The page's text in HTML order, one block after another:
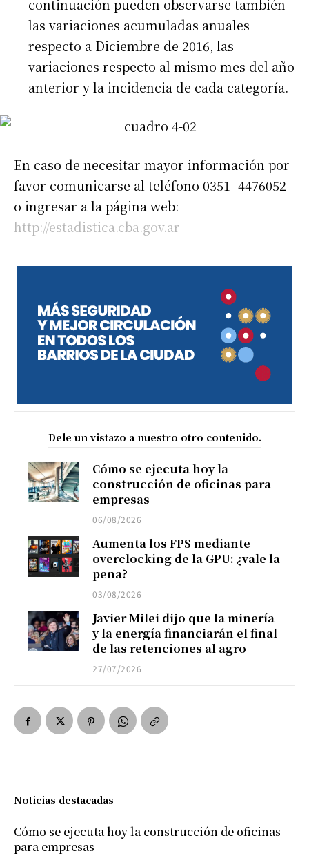
continuación pueden observarse también
las variaciones acumuladas anuales
respecto a Diciembre de 2016, las
variaciones respecto al mismo mes del año
anterior y la incidencia de cada categoría.
En caso de necesitar mayor información por
favor comunicarse al teléfono 0351- 4476052
o ingresar a la página web:
http://estadistica.cba.gov.ar
Dele un vistazo a nuestro otro contenido.
Cómo se ejecuta hoy la
construcción de oficinas para
empresas
06/08/2026
Aumenta los FPS mediante
overclocking de la GPU: ¿vale la
pena?
03/08/2026
Javier Milei dijo que la minería
y la energía financiarán el final
de las retenciones al agro
27/07/2026
Noticias destacadas
Cómo se ejecuta hoy la construcción de oficinas
para empresas